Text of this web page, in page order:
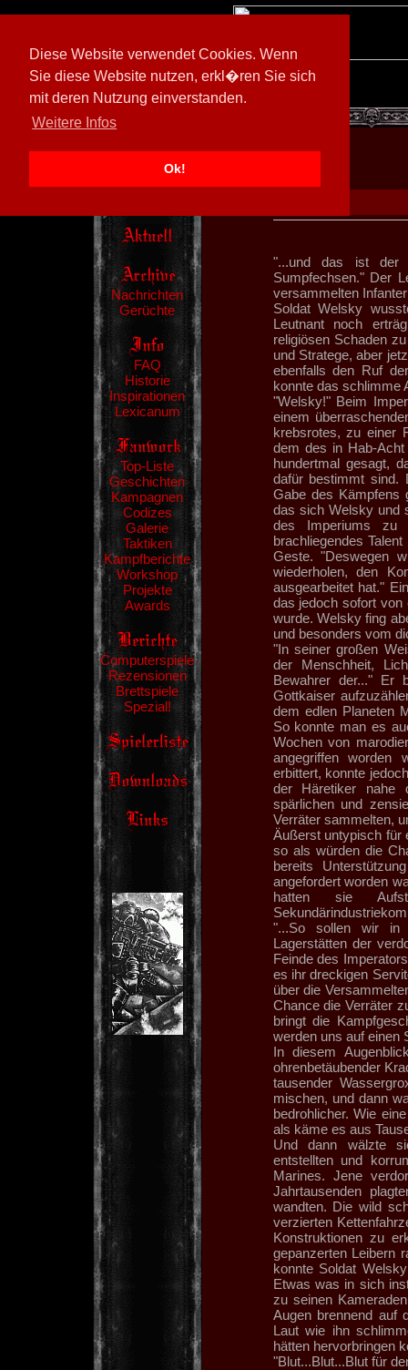
Diese Website verwendet Cookies. Wenn
Sie diese Website nutzen, erkl�ren Sie sich
mit deren Nutzung einverstanden.
Weitere Infos
Ok!
[ 605026/M3]
Nachrichten
Gerüchte
FAQ
Historie
Inspirationen
Lexicanum
Top-Liste
Geschichten
Kampagnen
Codizes
Galerie
Taktiken
Kampfberichte
Workshop
Projekte
Awards
Computerspiele
Rezensionen
Brettspiele
Spezial!
"...und das ist der
Sumpfechsen." Der
versammelten
Soldat Welsky
Leutnant noch
religiösen Schaden
und Stratege, aber
ebenfalls den Ruf
konnte das schlimme
"Welsky!" Beim
einem
krebsrotes, zu einer
dem des in Hab-
hundertmal gesagt,
dafür bestimmt sind.
Gabe des Kämpfens
das sich Welsky und
des Imperiums zu
brachliegendes
Geste. "Deswegen
wiederholen, den
ausgearbeitet hat."
das jedoch sofort von
wurde. Welsky fing
und besonders vom
"In seiner großen
der Menschheit,
Bewahrer der..." Er
Gottkaiser
dem edlen Planeten
So konnte man es
Wochen von
angegriffen worden
erbittert, konnte
der Häretiker nahe
spärlichen und
Verräter sammelten,
Äußerst untypisch für
so als würden die
bereits
angefordert worden
hatten sie
"...So sollen wir in
Lagerstätten der
Feinde des
es ihr dreckigen
über die
Chance die Verräter
bringt die
werden uns auf einen
In diesem
ohrenbetäubender
tausender
mischen, und dann
bedrohlicher. Wie
als käme es aus
Und dann wälzte
entstellten und
Marines. Jene
Jahrtausenden
wandten. Die wild
verzierten
Konstruktionen zu
gepanzerten Leibern
konnte Soldat
Etwas was in sich
zu seinen
Augen brennend auf
Laut wie ihn
hätten hervorbringen
"Blut...Blut...Blut für